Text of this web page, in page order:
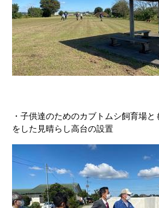
・子供達のためのカブトムシ飼育場
をした見晴らし高台の設置